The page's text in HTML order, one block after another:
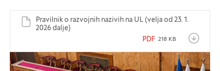
Pravilnik o razvojnih nazivih na UL (velja od 23. 1.
2026 dalje)
PDF 218 KB